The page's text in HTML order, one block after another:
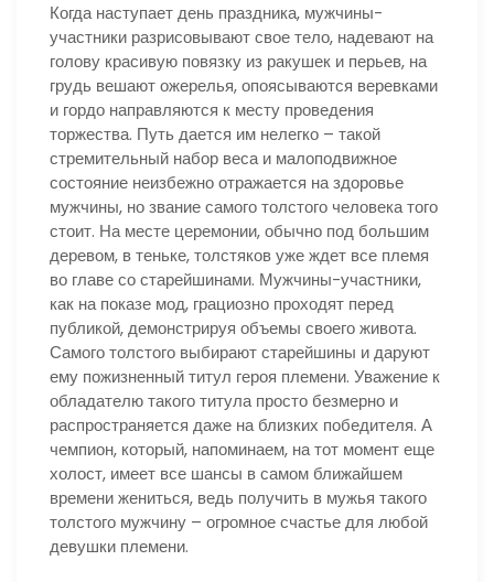
Когда наступает день праздника, мужчины-
участники разрисовывают свое тело, надевают на
голову красивую повязку из ракушек и перьев, на
грудь вешают ожерелья, опоясываются веревками
и гордо направляются к месту проведения
торжества. Путь дается им нелегко – такой
стремительный набор веса и малоподвижное
состояние неизбежно отражается на здоровье
мужчины, но звание самого толстого человека того
стоит. На месте церемонии, обычно под большим
деревом, в теньке, толстяков уже ждет все племя
во главе со старейшинами. Мужчины-участники,
как на показе мод, грациозно проходят перед
публикой, демонстрируя объемы своего живота.
Самого толстого выбирают старейшины и даруют
ему пожизненный титул героя племени. Уважение к
обладателю такого титула просто безмерно и
распространяется даже на близких победителя. А
чемпион, который, напоминаем, на тот момент еще
холост, имеет все шансы в самом ближайшем
времени жениться, ведь получить в мужья такого
толстого мужчину – огромное счастье для любой
девушки племени.